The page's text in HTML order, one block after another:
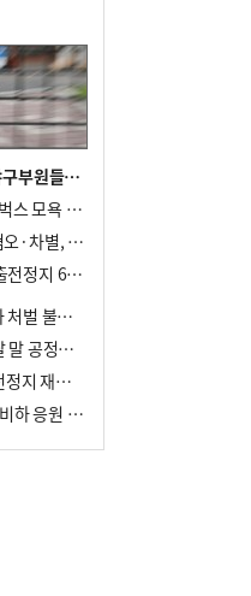
"스타벅스 가야지" 응원 배재고 야구부원들, 학교서 징계 처분
‘탱크데이’ 다시 불지핀 경찰, 스타벅스 모욕 혐의 압수수색
차정인 국교위원장 “허위정보와 혐오·차별, 학교 교실까지 유입"
‘5·18 폄훼 응원’ 배재고 야구부, 출전정지 6개월→1개월 감경
배재고 야구부 불송치 “광주일고가 처벌 불원 의사 표해”
배재고 야구부 징계 풀리나…“이달 말 공정위서 재심의”
‘스벅 구호 파문’ 배재고 6개월 출전정지 재심 신청키로
광주 찾아 고개 숙인 배재고 “지역 비하 응원 잘못”(종합)